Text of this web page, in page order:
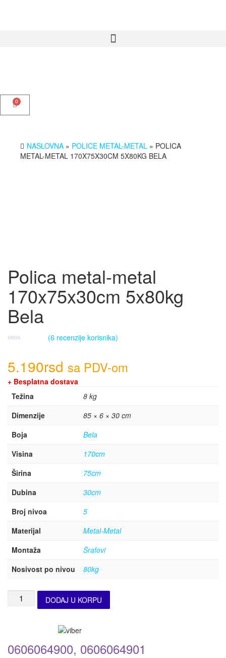
0
NASLOVNA » POLICE METAL-METAL » POLICA
METAL-METAL 170X75X30CM 5X80KG BELA
Polica metal-metal
170x75x30cm 5x80kg
Bela
(6recenzije korisnika)
5.190rsd sa PDV-om
+ Besplatna dostava
Težina
8 kg
Dimenzije
85 × 6 × 30 cm
Boja
Bela
Visina
170cm
Širina
75cm
Dubina
30cm
Broj nivoa
5
Materijal
Metal-Metal
Montaža
Šrafovi
Nosivost po nivou
80kg
DODAJ U KORPU
0606064900, 0606064901